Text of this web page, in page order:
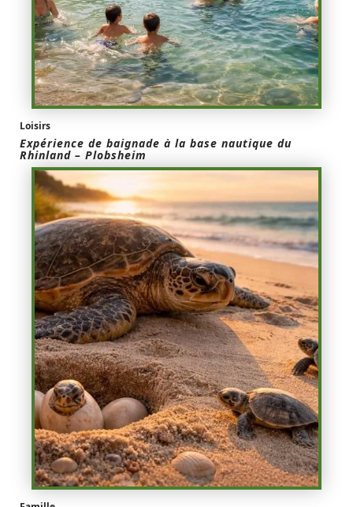
Loisirs
Expérience de baignade à la base nautique du
Rhinland – Plobsheim